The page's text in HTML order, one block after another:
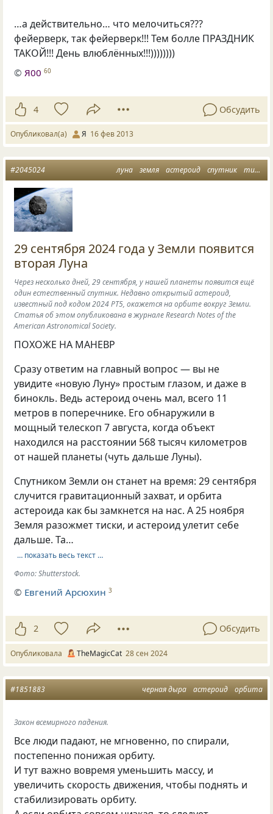
…а действительно… что мелочиться???
фейерверк, так фейерверк!!! Тем болле ПРАЗДНИК
ТАКОЙ!!! День влюблённых!!!))))))))
©Я00 60
4 Обсудить
Опубликовал(а) Я 16 фев 2013
луна земля астероид спутник титан
#2045024
29 сентября 2024 года у Земли появится
вторая Луна
Через несколько дней, 29 сентября, у нашей планеты появится ещё
один естественный спутник. Недавно открытый астероид,
известный под кодом 2024 РТ5, окажется на орбите вокруг Земли.
Статья об этом опубликована в журнале Research Notes of the
American Astronomical Society.
ПОХОЖЕ НА МАНЕВР
Сразу ответим на главный вопрос — вы не
увидите «новую Луну» простым глазом, и даже в
бинокль. Ведь астероид очень мал, всего 11
метров в поперечнике. Его обнаружили в
мощный телескоп 7 августа, когда объект
находился на расстоянии 568 тысяч километров
от нашей планеты (чуть дальше Луны).
Спутником Земли он станет на время: 29 сентября
случится гравитационный захват, и орбита
астероида как бы замкнется на нас. А 25 ноября
Земля разожмет тиски, и астероид улетит себе
дальше. Та…
… показать весь текст …
Фото: Shutterstock.
© Евгений Арсюхин 3
2 Обсудить
Опубликовала TheMagicCat 28 сен 2024
черная дыра астероид орбита
#1851883
Закон всемирного падения.
Все люди падают, не мгновенно, по спирали,
постепенно понижая орбиту.
И тут важно вовремя уменьшить массу, и
увеличить скорость движения, чтобы поднять и
стабилизировать орбиту.